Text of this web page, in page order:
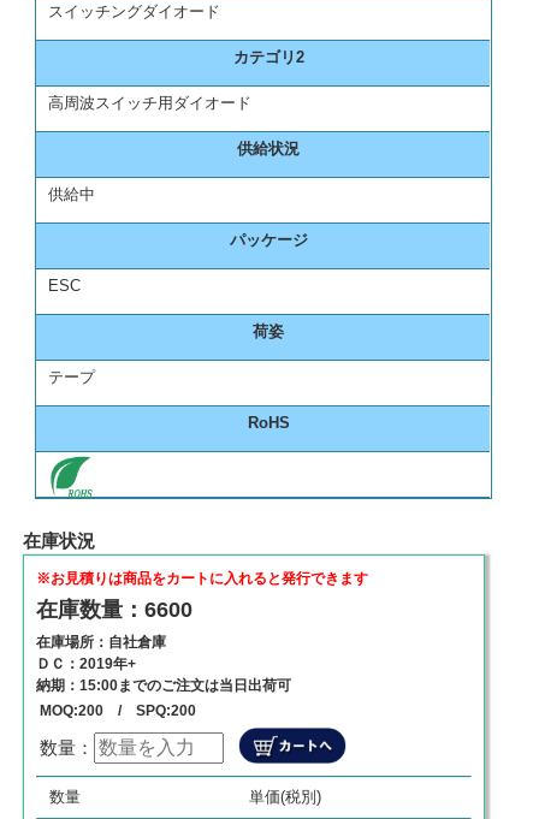
スイッチングダイオード
カテゴリ2
高周波スイッチ用ダイオード
供給状況
供給中
パッケージ
ESC
荷姿
テープ
RoHS
在庫状況
※お見積りは商品をカートに入れると発行できます
在庫数量：6600
在庫場所：自社倉庫
ＤＣ：2019年+
納期：15:00までのご注文は当日出荷可
MOQ:200 / SPQ:200
数量：
数量 単価 商品代金
0
数量 単価(税別)